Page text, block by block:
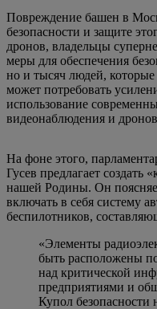
Повреждение башен в
безопасности и защите
дронов, владельцы
меры для обеспечения
но и тысяч людей,
может потребовать
использование
видеонаблюдения и
На фоне этого,
Гусев предлагает создать
нашей Родины. Он
включать в себя систему
беспилотников,
«Элементы
быть расположены
над критической
предприятиями и
Купол безопасности